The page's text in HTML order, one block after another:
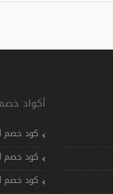
أكواد
كود خصم
كود خصم
كود خصم